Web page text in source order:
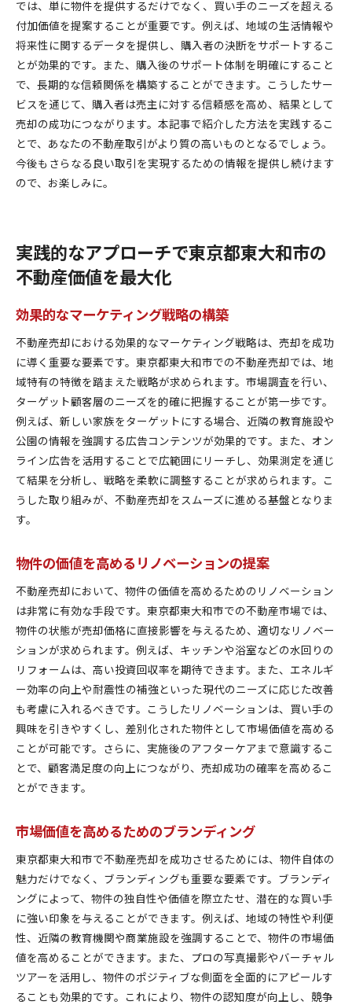
では、単に物件を提供するだけでなく、買い手のニーズを超える
付加価値を提案することが重要です。例えば、地域の生活情報や
将来性に関するデータを提供し、購入者の決断をサポートするこ
とが効果的です。また、購入後のサポート体制を明確にすること
で、長期的な信頼関係を構築することができます。こうしたサー
ビスを通じて、購入者は売主に対する信頼感を高め、結果として
売却の成功につながります。本記事で紹介した方法を実践するこ
とで、あなたの不動産取引がより質の高いものとなるでしょう。
今後もさらなる良い取引を実現するための情報を提供し続けます
ので、お楽しみに。
実践的なアプローチで東京都東大和市の
不動産価値を最大化
効果的なマーケティング戦略の構築
不動産売却における効果的なマーケティング戦略は、売却を成功
に導く重要な要素です。東京都東大和市での不動産売却では、地
域特有の特徴を踏まえた戦略が求められます。市場調査を行い、
ターゲット顧客層のニーズを的確に把握することが第一歩です。
例えば、新しい家族をターゲットにする場合、近隣の教育施設や
公園の情報を強調する広告コンテンツが効果的です。また、オン
ライン広告を活用することで広範囲にリーチし、効果測定を通じ
て結果を分析し、戦略を柔軟に調整することが求められます。こ
うした取り組みが、不動産売却をスムーズに進める基盤となりま
す。
物件の価値を高めるリノベーションの提案
不動産売却において、物件の価値を高めるためのリノベーション
は非常に有効な手段です。東京都東大和市での不動産市場では、
物件の状態が売却価格に直接影響を与えるため、適切なリノベー
ションが求められます。例えば、キッチンや浴室などの水回りの
リフォームは、高い投資回収率を期待できます。また、エネルギ
ー効率の向上や耐震性の補強といった現代のニーズに応じた改善
も考慮に入れるべきです。こうしたリノベーションは、買い手の
興味を引きやすくし、差別化された物件として市場価値を高める
ことが可能です。さらに、実施後のアフターケアまで意識するこ
とで、顧客満足度の向上につながり、売却成功の確率を高めるこ
とができます。
市場価値を高めるためのブランディング
東京都東大和市で不動産売却を成功させるためには、物件自体の
魅力だけでなく、ブランディングも重要な要素です。ブランディ
ングによって、物件の独自性や価値を際立たせ、潜在的な買い手
に強い印象を与えることができます。例えば、地域の特性や利便
性、近隣の教育機関や商業施設を強調することで、物件の市場価
値を高めることができます。また、プロの写真撮影やバーチャル
ツアーを活用し、物件のポジティブな側面を全面的にアピールす
ることも効果的です。これにより、物件の認知度が向上し、競争